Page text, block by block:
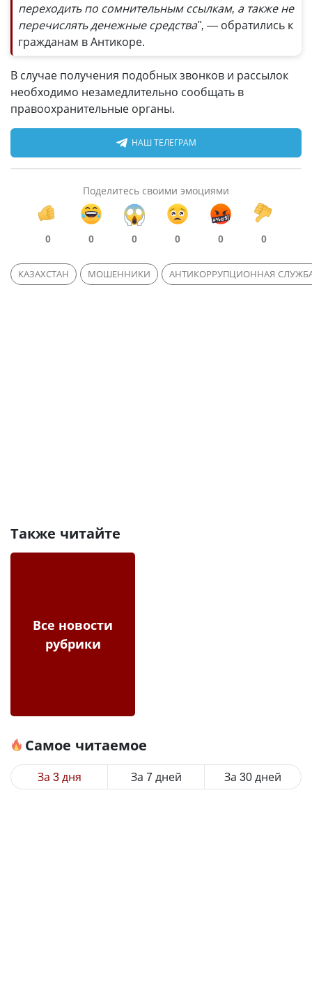
переходить по сомнительным ссылкам, а также не
перечислять денежные средства", — обратились к
гражданам в Антикоре.
В случае получения подобных звонков и рассылок
необходимо незамедлительно сообщать в
правоохранительные органы.
НАШ ТЕЛЕГРАМ
Поделитесь своими эмоциями
0 0 0 0 0 0
КАЗАХСТАН МОШЕННИКИ АНТИКОРРУПЦИОННАЯ
Также читайте
Все новости
рубрики
Самое читаемое
За 3 дня За 7 дней За 30 дней